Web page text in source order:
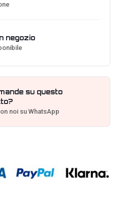
negozio
su questo
noi su WhatsApp